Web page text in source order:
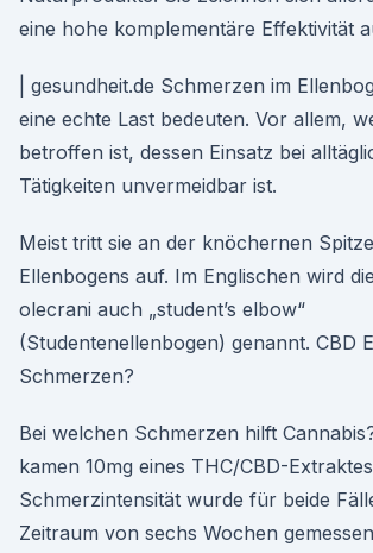
eine hohe komplementäre Effektivität
| gesundheit.de Schmerzen im
eine echte Last bedeuten. Vor allem,
betroffen ist, dessen Einsatz bei
Tätigkeiten unvermeidbar ist.
Meist tritt sie an der knöchernen
Ellenbogens auf. Im Englischen wird
olecrani auch „student’s elbow“
(Studentenellenbogen) genannt. CBD
Schmerzen?
Bei welchen Schmerzen hilft
kamen 10mg eines THC/CBD-
Schmerzintensität wurde für beide
Zeitraum von sechs Wochen